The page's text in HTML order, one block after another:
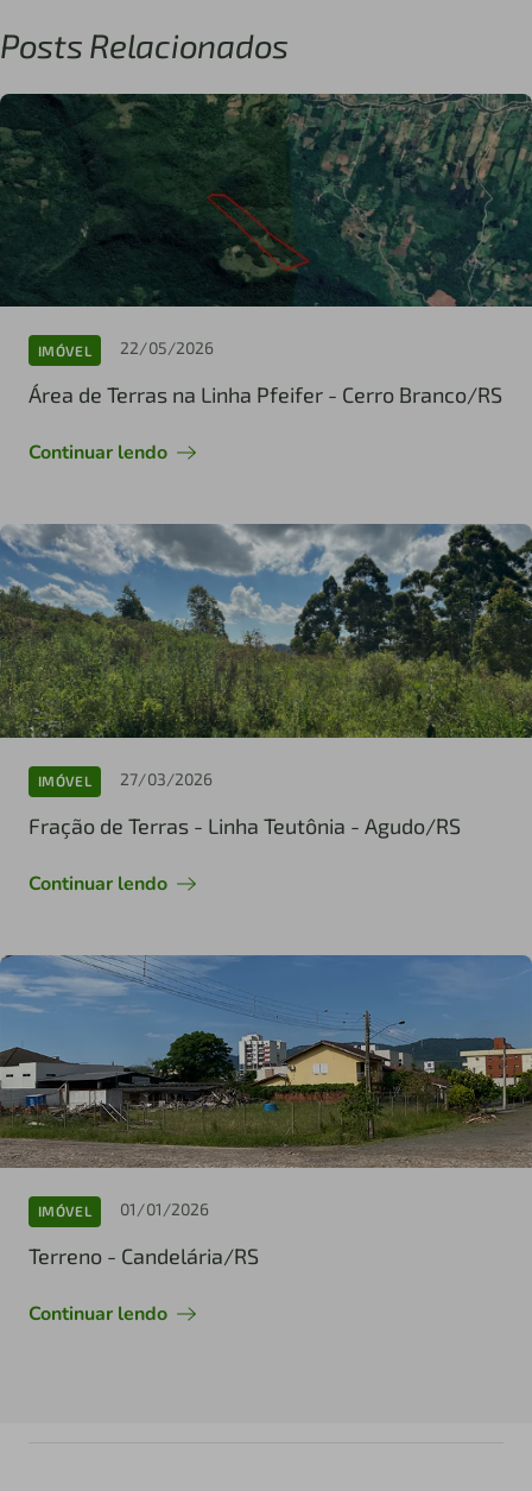
Posts Relacionados
IMÓVEL 22/05/2026
Área de Terras na Linha Pfeifer - Cerro Branco/RS
Continuar lendo
IMÓVEL 27/03/2026
Fração de Terras - Linha Teutônia - Agudo/RS
Continuar lendo
IMÓVEL 01/01/2026
Terreno - Candelária/RS
Continuar lendo